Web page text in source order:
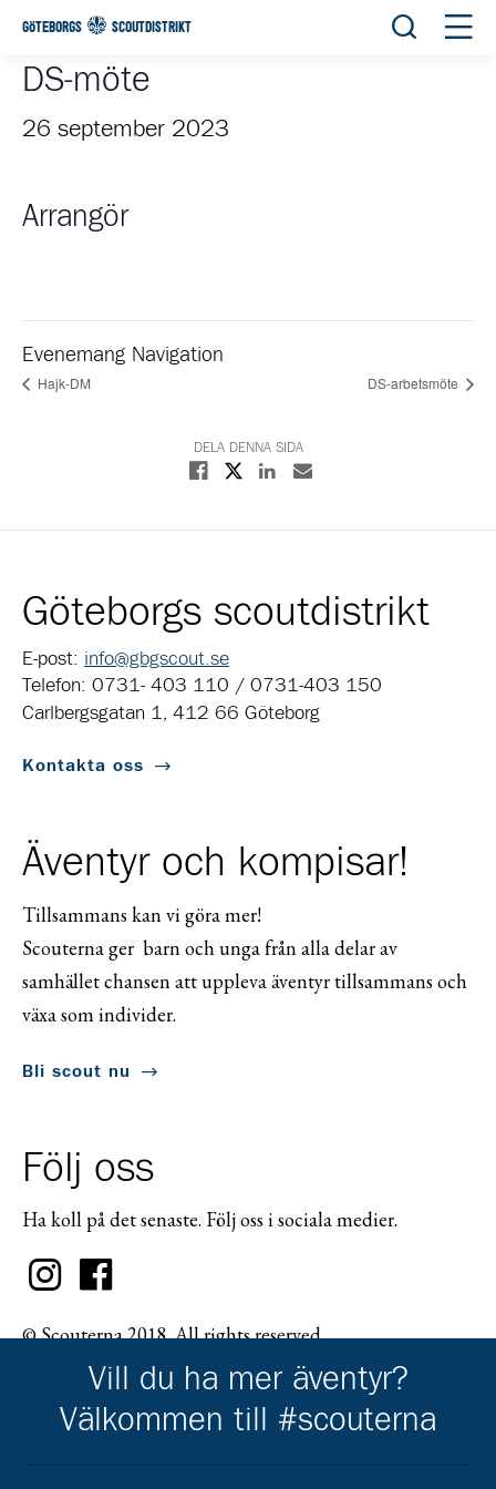
GÖTEBORGS SCOUTDISTRIKT Öppna
DS-möte
26 september 2023
Arrangör
Evenemang Navigation
Hajk-DM DS-arbetsmöte
DELA DENNA SIDA
Dela på Facebook
Dela på XDela på Linkedin
Dela med E-post
Göteborgs scoutdistrikt
E-post: info@gbgscout.se
Telefon: 0731- 403 110 / 0731-403 150
Carlbergsgatan 1, 412 66 Göteborg
Kontakta oss
Äventyr och kompisar!
Tillsammans kan vi göra mer!
Scouterna ger barn och unga från alla delar av
samhället chansen att uppleva äventyr tillsammans och
växa som individer.
Bli scout nu
Följ oss
Ha koll på det senaste. Följ oss i sociala medier.
© Scouterna 2018. All rights reserved.
Vill du ha mer äventyr?
Välkommen till #scouterna